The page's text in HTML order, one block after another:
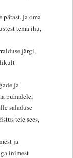
pärast, ja oma
tema ihu,
järgi,
ja
pühadele,
saladuse
teie sees,
ja
inimest